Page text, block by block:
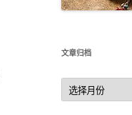
文章归档
文
章
归